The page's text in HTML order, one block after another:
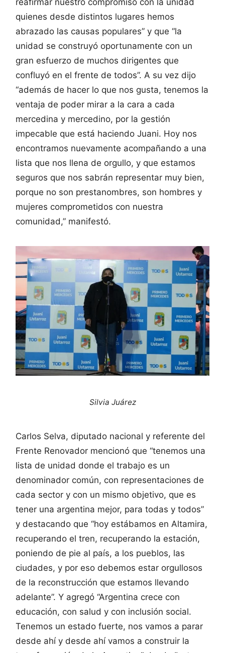
reafirmar nuestro compromiso con la unidad
quienes desde distintos lugares hemos
abrazado las causas populares” y que “la
unidad se construyó oportunamente con un
gran esfuerzo de muchos dirigentes que
confluyó en el frente de todos”. A su vez dijo
“además de hacer lo que nos gusta, tenemos la
ventaja de poder mirar a la cara a cada
mercedina y mercedino, por la gestión
impecable que está haciendo Juani. Hoy nos
encontramos nuevamente acompañando a una
lista que nos llena de orgullo, y que estamos
seguros que nos sabrán representar muy bien,
porque no son prestanombres, son hombres y
mujeres comprometidos con nuestra
comunidad,” manifestó.
Silvia Juárez
Carlos Selva, diputado nacional y referente del
Frente Renovador mencionó que “tenemos una
lista de unidad donde el trabajo es un
denominador común, con representaciones de
cada sector y con un mismo objetivo, que es
tener una argentina mejor, para todas y todos”
y destacando que “hoy estábamos en Altamira,
recuperando el tren, recuperando la estación,
poniendo de pie al país, a los pueblos, las
ciudades, y por eso debemos estar orgullosos
de la reconstrucción que estamos llevando
adelante”. Y agregó “Argentina crece con
educación, con salud y con inclusión social.
Tenemos un estado fuerte, nos vamos a parar
desde ahí y desde ahí vamos a construir la